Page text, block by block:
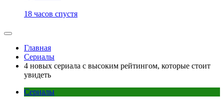
18 часов спустя
Главная
Сериалы
4 новых сериала с высоким рейтингом, которые стоит
увидеть
Сериалы